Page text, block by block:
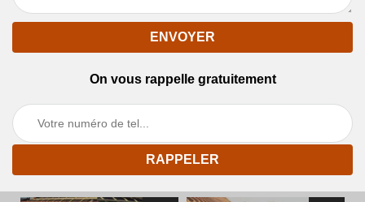
On vous rappelle gratuitement